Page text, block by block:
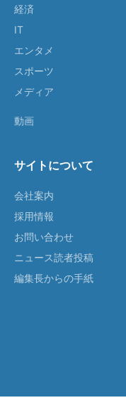
経済
IT
エンタメ
スポーツ
メディア
動画
サイトについて
会社案内
採用情報
お問い合わせ
ニュース読者投稿
編集長からの手紙